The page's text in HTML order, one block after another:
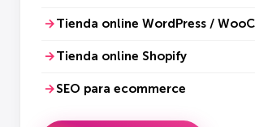
Tienda online WordPress /
Tienda online Shopify
SEO para ecommerce